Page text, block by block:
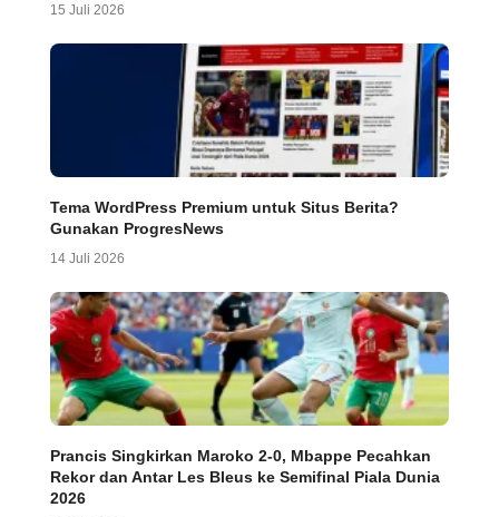
15 Juli 2026
Tema WordPress Premium untuk Situs Berita?
Gunakan ProgresNews
14 Juli 2026
Prancis Singkirkan Maroko 2-0, Mbappe Pecahkan
Rekor dan Antar Les Bleus ke Semifinal Piala Dunia
2026